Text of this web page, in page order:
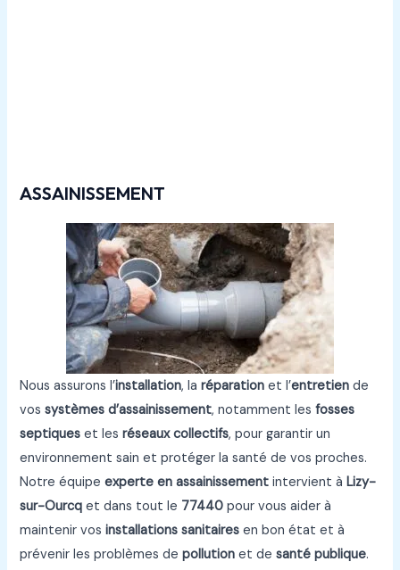
ASSAINISSEMENT
Nous assurons l’installation, laréparation et l’entretien de
vossystèmes d’assainissement, notamment lesfosses
septiques et lesréseaux collectifs, pour garantir un
environnement sain et protéger la santé de vos proches.
Notre équipeexperte en assainissement intervient àLizy-
sur-Ourcq et dans tout le 77440 pour vous aider à
maintenir vosinstallations sanitaires en bon état et à
prévenir les problèmes depollution et desanté publique.